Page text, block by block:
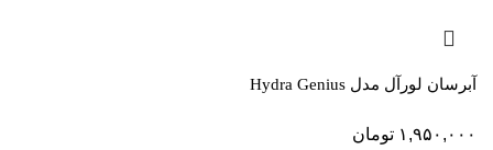
آبرسان لورآل مدل Hydra Genius
۱,۹۵۰,۰۰۰ تومان